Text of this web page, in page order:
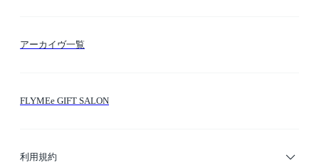
アーカイヴ一覧
FLYMEe GIFT SALON
利用規約